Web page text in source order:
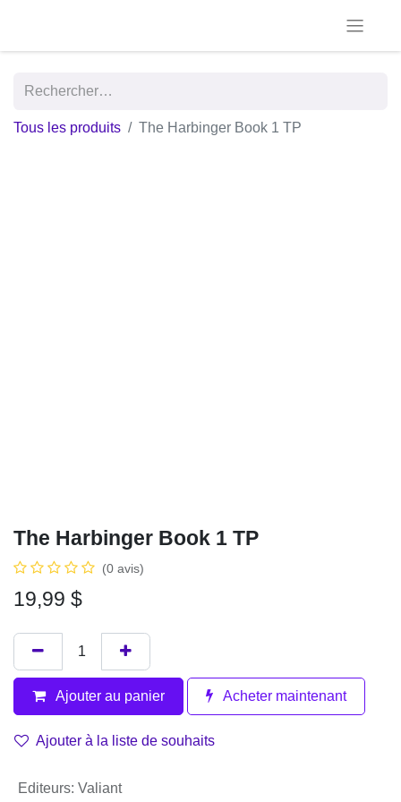
Tous les produits The Harbinger Book 1 TP
The Harbinger Book 1 TP
(0 avis)
19,99$
Ajouter au
panier
Acheter
maintenant